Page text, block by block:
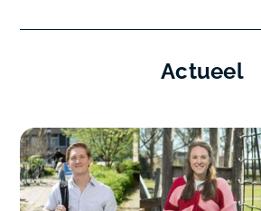
Actueel